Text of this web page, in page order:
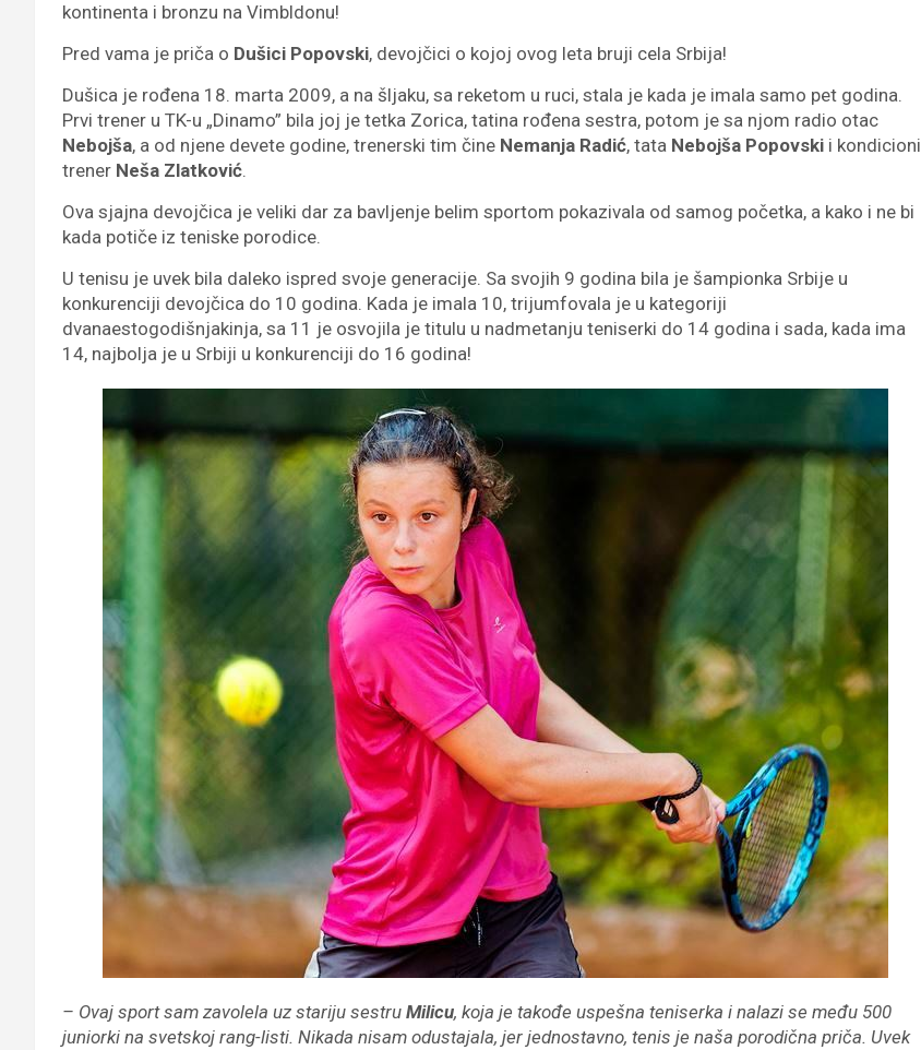
kontinenta i bronzu na Vimbldonu!
Pred vama je priča o Dušici Popovski, devojčici o kojoj ovog leta bruji cela Srbija!
Dušica je rođena 18. marta 2009, a na šljaku, sa reketom u ruci, stala je kada je imala samo pet godina.
Prvi trener u TK-u „Dinamo” bila joj je tetka Zorica, tatina rođena sestra, potom je sa njom radio otac
Nebojša, a od njene devete godine, trenerski tim čine Nemanja Radić, tata Nebojša Popovski i kondicioni
trener Neša Zlatković.
Ova sjajna devojčica je veliki dar za bavljenje belim sportom pokazivala od samog početka, a kako i ne bi
kada potiče iz teniske porodice.
U tenisu je uvek bila daleko ispred svoje generacije. Sa svojih 9 godina bila je šampionka Srbije u
konkurenciji devojčica do 10 godina. Kada je imala 10, trijumfovala je u kategoriji
dvanaestogodišnjakinja, sa 11 je osvojila je titulu u nadmetanju teniserki do 14 godina i sada, kada ima
14, najbolja je u Srbiji u konkurenciji do 16 godina!
– Ovaj sport sam zavolela uz stariju sestru Milicu, koja je takođe uspešna teniserka i nalazi se među 500
juniorki na svetskoj rang-listi. Nikada nisam odustajala, jer jednostavno, tenis je naša porodična priča. Uvek